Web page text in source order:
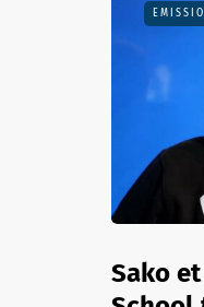
Sako